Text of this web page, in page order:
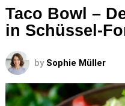
Taco Bowl –
in Schüssel-
by Sophie Müller